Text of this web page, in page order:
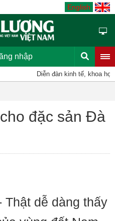
English
nhập
Diễn đàn kinh tế, khoa học,
đặc sản Đà
Thật dễ dàng thấy